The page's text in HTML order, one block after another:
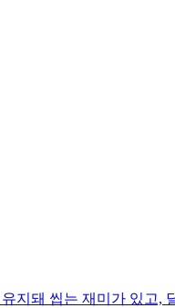
지돼 씹는 재미가 있고,